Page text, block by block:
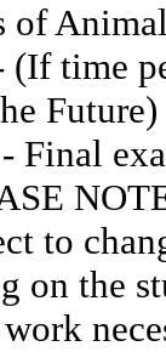
of
(If time
Future)
Final
to
on the